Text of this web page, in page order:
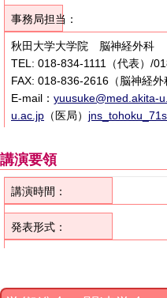
事務局担当：
秋田大学大学院 脳神経外科
TEL: 018-834-1111（代表）/
FAX: 018-836-2616（脳神経外
E-mail： yuusuke@med.akita-
u.ac.jp （医局）
講演要領
講演時間：
発表形式：